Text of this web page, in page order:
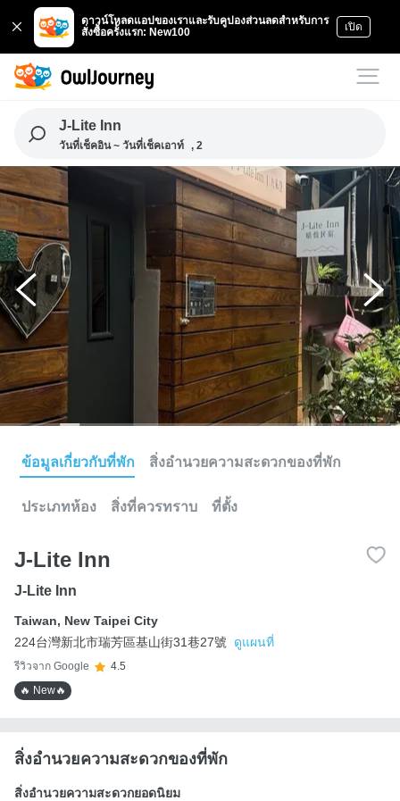
ดาวน์โหลดแอปของเราและรับคูปองส่วนลดสำหรับการ
สั่งซื้อครั้งแรก: New100
เปิด
J-Lite Inn
วันที่เช็คอิน ~ วันที่เช็คเอาท์ , 2
ข้อมูลเกี่ยวกับที่พัก สิ่งอำนวยความสะดวกของที่พัก
ประเภทห้อง สิ่งที่ควรทราบ ที่ตั้ง
J-Lite Inn
J-Lite Inn
Taiwan, New Taipei City
224台灣新北市瑞芳區基山街31巷27號
ดูแผนที่
รีวิวจาก Google
4.5
🔥 New🔥
สิ่งอำนวยความสะดวกของที่พัก
สิ่งอำนวยความสะดวกยอดนิยม